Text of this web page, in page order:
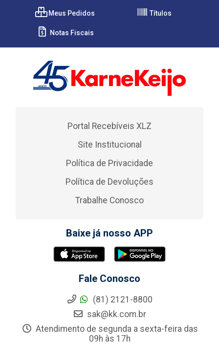
Meus Pedidos Títulos
Notas Fiscais
Portal Recebíveis XLZ
Site Institucional
Política de Privacidade
Política de Devoluções
Trabalhe Conosco
Baixe já nosso APP
Fale Conosco
(81) 2121-8800
sak@kk.com.br
Atendimento de segunda a sexta-feira das
09h às 17h